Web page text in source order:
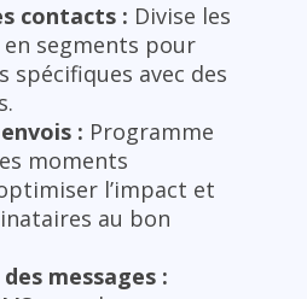
contacts : Divise les
segments pour
spécifiques avec des
: Programme
moments
l’impact et
au bon
messages :